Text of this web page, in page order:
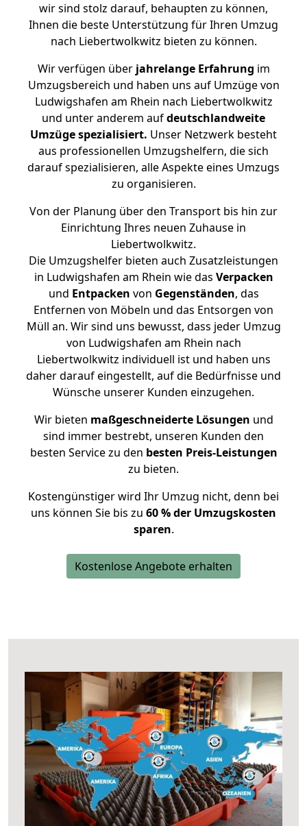
wir sind stolz darauf, behaupten zu können,
Ihnen die beste Unterstützung für Ihren Umzug
nach Liebertwolkwitz bieten zu können.
Wir verfügen überjahrelange Erfahrung im
Umzugsbereich und haben uns auf Umzüge von
Ludwigshafen am Rhein nach Liebertwolkwitz
und unter anderem aufdeutschlandweite
Umzüge spezialisiert. Unser Netzwerk besteht
aus professionellen Umzugshelfern, die sich
darauf spezialisieren, alle Aspekte eines Umzugs
zu organisieren.
Von der Planung über den Transport bis hin zur
Einrichtung Ihres neuen Zuhause in
Liebertwolkwitz.
Die Umzugshelfer bieten auch Zusatzleistungen
in Ludwigshafen am Rhein wie das Verpacken
und Entpacken von Gegenständen, das
Entfernen von Möbeln und das Entsorgen von
Müll an. Wir sind uns bewusst, dass jeder Umzug
von Ludwigshafen am Rhein nach
Liebertwolkwitz individuell ist und haben uns
daher darauf eingestellt, auf die Bedürfnisse und
Wünsche unserer Kunden einzugehen.
Wir bieten maßgeschneiderte Lösungen und
sind immer bestrebt, unseren Kunden den
besten Service zu den besten Preis-Leistungen
zu bieten.
Kostengünstiger wird Ihr Umzug nicht, denn bei
uns können Sie bis zu 60 % der Umzugskosten
sparen.
Kostenlose Angebote erhalten